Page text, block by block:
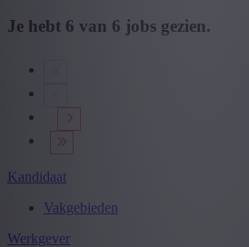
Je hebt 6 van 6 jobs gezien.
Kandidaat
Vakgebieden
Werkgever